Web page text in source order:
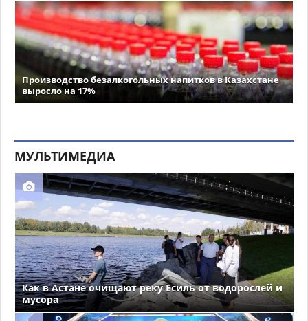
Производство безалкогольных напитков в Казахстане
выросло на 17%
МУЛЬТИМЕДИА
Как в Астане очищают реку Есиль от водорослей и
мусора